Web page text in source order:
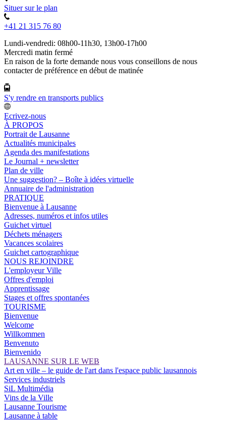
Situer sur le plan
+41 21 315 76 80
Lundi-vendredi: 08h00-11h30, 13h00-17h00
Mercredi matin fermé
En raison de la forte demande nous vous conseillons de nous
contacter de préférence en début de matinée
S'y rendre en transports publics
Ecrivez-nous
À PROPOS
Portrait de Lausanne
Actualités municipales
Agenda des manifestations
Le Journal + newsletter
Plan de ville
Une suggestion? – Boîte à idées virtuelle
Annuaire de l'administration
PRATIQUE
Bienvenue à Lausanne
Adresses, numéros et infos utiles
Guichet virtuel
Déchets ménagers
Vacances scolaires
Guichet cartographique
NOUS REJOINDRE
L'employeur Ville
Offres d'emploi
Apprentissage
Stages et offres spontanées
TOURISME
Bienvenue
Welcome
Willkommen
Benvenuto
Bienvenido
LAUSANNE SUR LE WEB
Art en ville – le guide de l'art dans l'espace public lausannois
Services industriels
SiL Multimédia
Vins de la Ville
Lausanne Tourisme
Lausanne à table